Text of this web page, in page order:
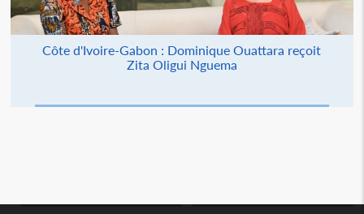
Côte d'Ivoire-Gabon : Dominique Ouattara reçoit
Zita Oligui Nguema